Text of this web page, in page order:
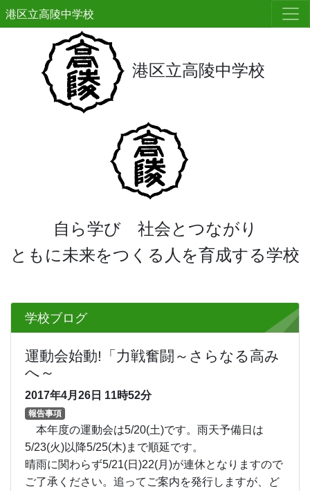
港区立高陵中学校
港区立高陵中学校
自ら学び 社会とつながり
ともに未来をつくる人を育成する学校
学校ブログ
運動会始動!「力戦奮闘～さらなる高み
へ～
2017年4月26日 11時52分
報告事項
本年度の運動会は5/20(土)です。雨天予備日は
5/23(火)以降5/25(木)まで順延です。
晴雨に関わらず5/21(日)22(月)が連休となりますので
ご了承ください。追ってご案内を発行しますが、ど